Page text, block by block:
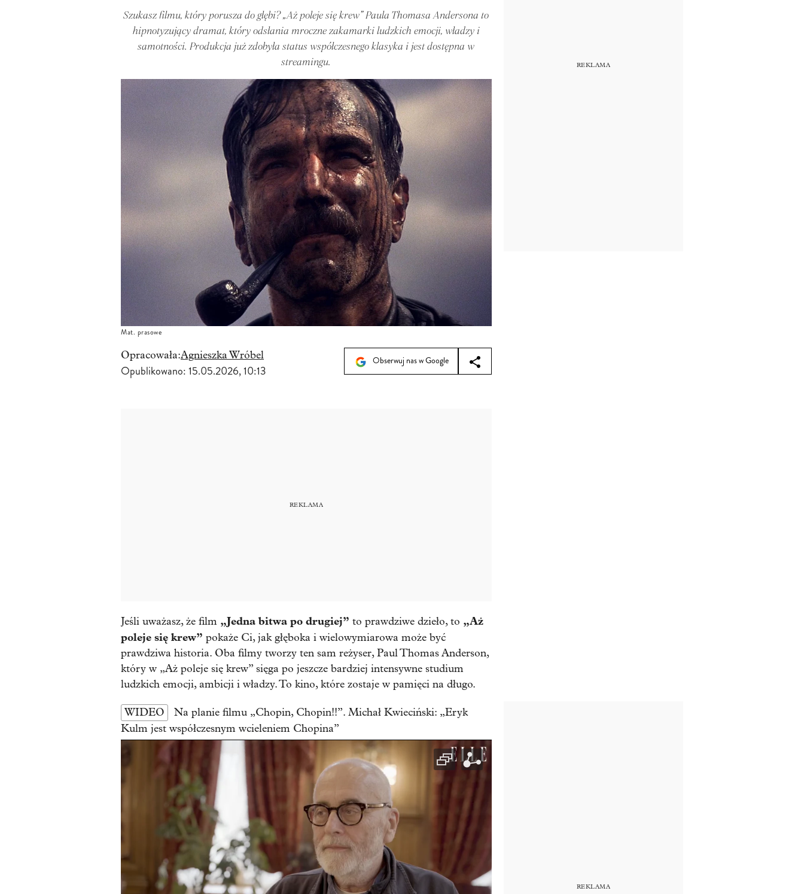
Szukasz filmu, który porusza do głębi? „Aż poleje się krew” Paula Thomasa Andersona to
hipnotyzujący dramat, który odsłania mroczne zakamarki ludzkich emocji, władzy i
samotności. Produkcja już zdobyła status współczesnego klasyka i jest dostępna w
streamingu.
Mat. prasowe
Opracowała:Agnieszka Wróbel
Opublikowano:15.05.2026, 10:13
Obserwuj nas w Google
Jeśli uważasz, że film „Jedna bitwa po drugiej” to prawdziwe dzieło, to „Aż
poleje się krew” pokaże Ci, jak głęboka i wielowymiarowa może być
prawdziwa historia. Oba filmy tworzy ten sam reżyser, Paul Thomas Anderson,
który w „Aż poleje się krew” sięga po jeszcze bardziej intensywne studium
ludzkich emocji, ambicji i władzy. To kino, które zostaje w pamięci na długo.
WIDEO
Na planie filmu „Chopin, Chopin!!”. Michał Kwieciński: „Eryk
Kulm jest współczesnym wcieleniem Chopina”